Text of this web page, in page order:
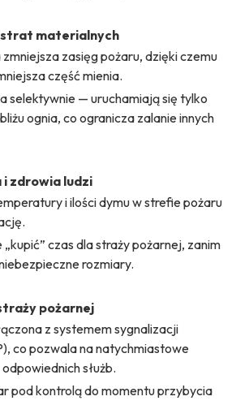
materialnych
zasięg pożaru, dzięki czemu
część mienia.
selektywnie — uruchamiają się tylko
ognia, co ogranicza zalanie innych
i zdrowia ludzi
i ilości dymu w strefie pożaru
czas dla straży pożarnej, zanim
rozmiary.
pożarnej
z systemem sygnalizacji
co pozwala na natychmiastowe
służb.
pod kontrolą do momentu przybycia